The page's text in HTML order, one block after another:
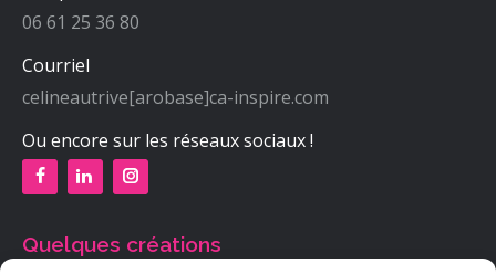
06 61 25 36 80
Courriel
celineautrive[arobase]ca-inspire.com
Ou encore sur les réseaux sociaux !
Quelques créations